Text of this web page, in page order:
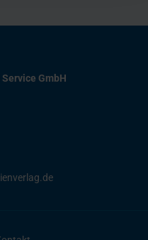
GmbH